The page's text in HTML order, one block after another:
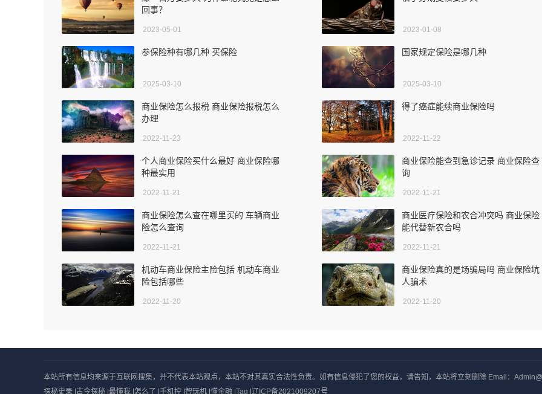
回事？
2023-05-01 2023-01-08
参保险种有哪几种 买保险
2025-03-10
国家规定保险是哪几种
2025-03-10
商业保险怎么报税 商业保险报税怎么
办理
2022-11-23
得了癌症能续商业保险吗
2022-11-22
个人商业保险买什么最好 商业保险哪
种最实用
2022-11-21
商业保险能查到急诊记录 商业保险查
询
2022-11-21
商业保险怎么查在哪里买的 车辆商业
险怎么查询
2022-11-21
商业医疗保险和农合冲突吗 商业保险
能代替新农合吗
2022-11-21
机动车商业保险主险包括 机动车商业
险包括哪些
2022-11-20
商业保险真的是场骗局吗 商业保险坑
人骗术
2022-11-20
本站所有信息均来源于互联网搜集，并不代表本站观点，本站不对其真实合法性负责。如有信息侵犯了您的权益，请告知，本站将立刻删除 Email：
探秘史录 古今探秘 最懂我 怎么了 手机控 智玩机 懂金融 Tag 辽ICP备2021009207号